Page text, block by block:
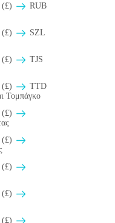
(£)
RUB
(£)
SZL
(£)
TJS
(£)
TTD
Τομπάγκο
(£)
(£)
(£)
(£)
(£)